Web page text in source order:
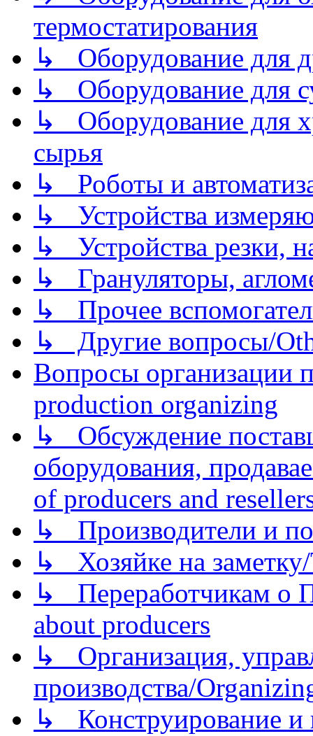
термостатирования
↳ Оборудование для
↳ Оборудование для
↳ Оборудование для
сырья
↳ Роботы и
↳ Устройства
↳ Устройства резки,
↳ Грануляторы,
↳ Прочее
↳ Другие вопросы/
Вопросы организации
production organizing
↳ Обсуждение
оборудования,
of producers and
↳ Производители и
↳ Хозяйке на
↳ Переработчикам о
about producers
↳ Организация,
производства/
↳ Конструирование и